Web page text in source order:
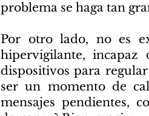
problema se haga tan
Por otro lado, no es
hipervigilante, incapaz
dispositivos para
ser un momento de
mensajes pendientes,